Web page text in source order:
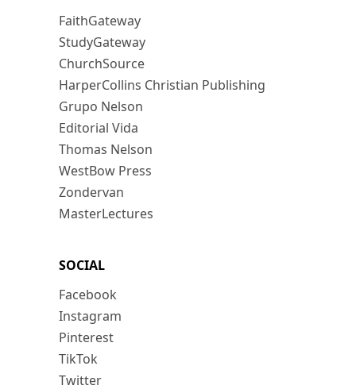
FaithGateway
StudyGateway
ChurchSource
HarperCollins Christian Publishing
Grupo Nelson
Editorial Vida
Thomas Nelson
WestBow Press
Zondervan
MasterLectures
SOCIAL
Facebook
Instagram
Pinterest
TikTok
Twitter